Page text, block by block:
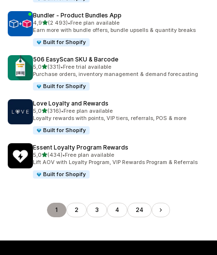
Bundler ‑ Product Bundles App
4,9z 5 hvězd
(2 493)
Celkový počet recenzí: 2493
•Free plan available
Earn more with bundle offers, bundle upsells & quantity breaks
Built for Shopify
506 EasyScan SKU & Barcode
5,0z 5 hvězd
(331)
Celkový počet recenzí: 331
•Free trial available
Purchase orders, inventory management & demand forecasting
Built for Shopify
Love Loyalty and Rewards
5,0z 5 hvězd
(316)
Celkový počet recenzí: 316
•Free plan available
Loyalty rewards with points, VIP tiers, referrals, POS & more
Built for Shopify
Essent Loyalty Program Rewards
5,0z 5 hvězd
(434)
Celkový počet recenzí: 434
•Free plan available
Lift AOV with Loyalty Program, VIP Rewards Program & Referrals
Built for Shopify
1 2 3 4 24